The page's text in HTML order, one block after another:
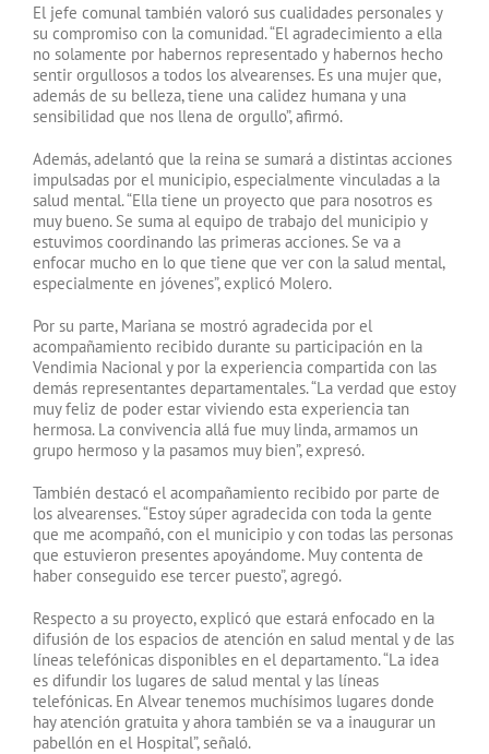
El jefe comunal también valoró sus cualidades personales y
su compromiso con la comunidad. “El agradecimiento a ella
no solamente por habernos representado y habernos hecho
sentir orgullosos a todos los alvearenses. Es una mujer que,
además de su belleza, tiene una calidez humana y una
sensibilidad que nos llena de orgullo”, afirmó.
Además, adelantó que la reina se sumará a distintas acciones
impulsadas por el municipio, especialmente vinculadas a la
salud mental. “Ella tiene un proyecto que para nosotros es
muy bueno. Se suma al equipo de trabajo del municipio y
estuvimos coordinando las primeras acciones. Se va a
enfocar mucho en lo que tiene que ver con la salud mental,
especialmente en jóvenes”, explicó Molero.
Por su parte, Mariana se mostró agradecida por el
acompañamiento recibido durante su participación en la
Vendimia Nacional y por la experiencia compartida con las
demás representantes departamentales. “La verdad que estoy
muy feliz de poder estar viviendo esta experiencia tan
hermosa. La convivencia allá fue muy linda, armamos un
grupo hermoso y la pasamos muy bien”, expresó.
También destacó el acompañamiento recibido por parte de
los alvearenses. “Estoy súper agradecida con toda la gente
que me acompañó, con el municipio y con todas las personas
que estuvieron presentes apoyándome. Muy contenta de
haber conseguido ese tercer puesto”, agregó.
Respecto a su proyecto, explicó que estará enfocado en la
difusión de los espacios de atención en salud mental y de las
líneas telefónicas disponibles en el departamento. “La idea
es difundir los lugares de salud mental y las líneas
telefónicas. En Alvear tenemos muchísimos lugares donde
hay atención gratuita y ahora también se va a inaugurar un
pabellón en el Hospital”, señaló.